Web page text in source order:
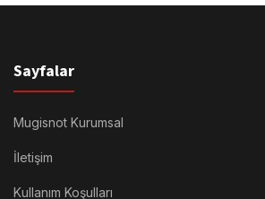
Sayfalar
Mugisnot Kurumsal
İletişim
Kullanım Koşulları